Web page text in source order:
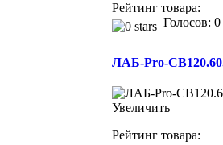
Рейтинг товара:
Голосов: 0
ЛАБ-Pro-
Увеличить
Рейтинг товара: